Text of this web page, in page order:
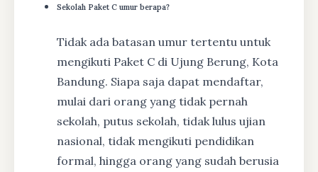
Sekolah Paket C umur berapa?
Tidak ada batasan umur tertentu untuk
mengikuti Paket C di Ujung Berung, Kota
Bandung. Siapa saja dapat mendaftar,
mulai dari orang yang tidak pernah
sekolah, putus sekolah, tidak lulus ujian
nasional, tidak mengikuti pendidikan
formal, hingga orang yang sudah berusia